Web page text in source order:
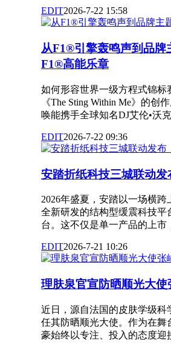
EDIT2026-7-22 15:58
从F1®引擎轰鸣声到品牌
F1®高能乐章
如何形容世界一级方程式锦
《The Sting Within Me》的
唤能携手全球知名DJ艾伦•沃
EDIT2026-7-22 09:36
安踏折纸科技三城联动
2026年盛夏，安踏以一场横
全新研发的结构型缓震科技
台。这不仅是单一产品的上市
EDIT2026-7-21 10:26
理肤泉官宣防晒顺光大
近日，源自法国的皮肤学级科
任其防晒顺光大使。作为在
豪始终以专注、投入的态度迎